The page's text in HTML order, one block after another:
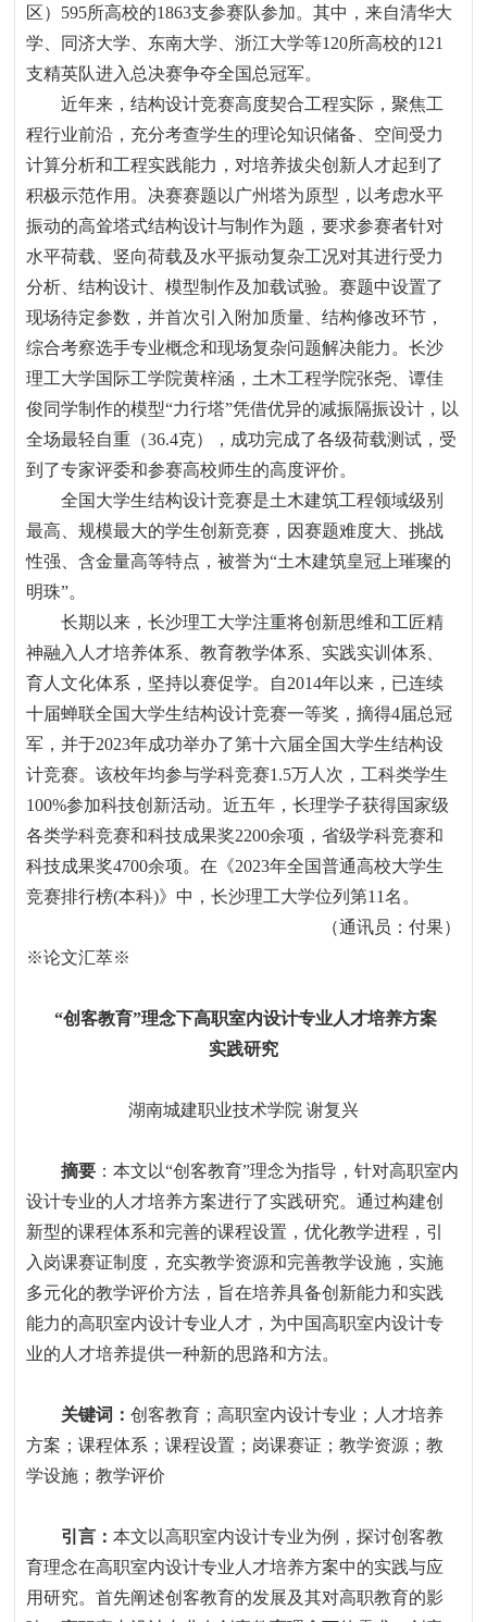
区） 595所高校的1863支参赛队参加。其中，来自清华大
学、同济大学、东南大学、浙江大学等120所高校的121
支精英队进入总决赛争夺全国总冠军。
近年来，结构设计竞赛高度契合工程实际，聚焦工
程行业前沿，充分考查学生的理论知识储备、空间受力
计算分析和工程实践能力，对培养拔尖创新人才起到了
积极示范作用。决赛赛题以广州塔为原型，以考虑水平
振动的高耸塔式结构设计与制作为题，要求参赛者针对
水平荷载、竖向荷载及水平振动复杂工况对其进行受力
分析、结构设计、模型制作及加载试验。赛题中设置了
现场待定参数，并首次引入附加质量、结构修改环节，
综合考察选手专业概念和现场复杂问题解决能力。长沙
理工大学国际工学院黄梓涵，土木工程学院张尧、谭佳
俊同学制作的模型“力行塔”凭借优异的减振隔振设计，以
全场最轻自重（36.4克），成功完成了各级荷载测试，受
到了专家评委和参赛高校师生的高度评价。
全国大学生结构设计竞赛是土木建筑工程领域级别
最高、规模最大的学生创新竞赛，因赛题难度大、挑战
性强、含金量高等特点，被誉为“土木建筑皇冠上璀璨的
明珠”。
长期以来，长沙理工大学注重将创新思维和工匠精
神融入人才培养体系、教育教学体系、实践实训体系、
育人文化体系，坚持以赛促学。自2014年以来，已连续
十届蝉联全国大学生结构设计竞赛一等奖，摘得4届总冠
军，并于2023年成功举办了第十六届全国大学生结构设
计竞赛。该校年均参与学科竞赛1.5万人次，工科类学生
100%参加科技创新活动。近五年，长理学子获得国家级
各类学科竞赛和科技成果奖2200余项，省级学科竞赛和
科技成果奖4700余项。在《2023年全国普通高校大学生
竞赛排行榜(本科)》中，长沙理工大学位列第11名。
（通讯员：付果）
※论文汇萃※
“创客教育”理念下高职室内设计专业人才培养方案
实践研究
湖南城建职业技术学院 谢复兴
摘要 ：本文以“创客教育”理念为指导，针对高职室内
设计专业的人才培养方案进行了实践研究。通过构建创
新型的课程体系和完善的课程设置，优化教学进程，引
入岗课赛证制度，充实教学资源和完善教学设施，实施
多元化的教学评价方法，旨在培养具备创新能力和实践
能力的高职室内设计专业人才，为中国高职室内设计专
业的人才培养提供一种新的思路和方法。
关键词：创客教育；高职室内设计专业；人才培养
方案；课程体系；课程设置；岗课赛证；教学资源；教
学设施；教学评价
引言 ：本文以高职室内设计专业为例，探讨创客教
育理念在高职室内设计专业人才培养方案中的实践与应
用研究。首先阐述创客教育的发展及其对高职教育的影